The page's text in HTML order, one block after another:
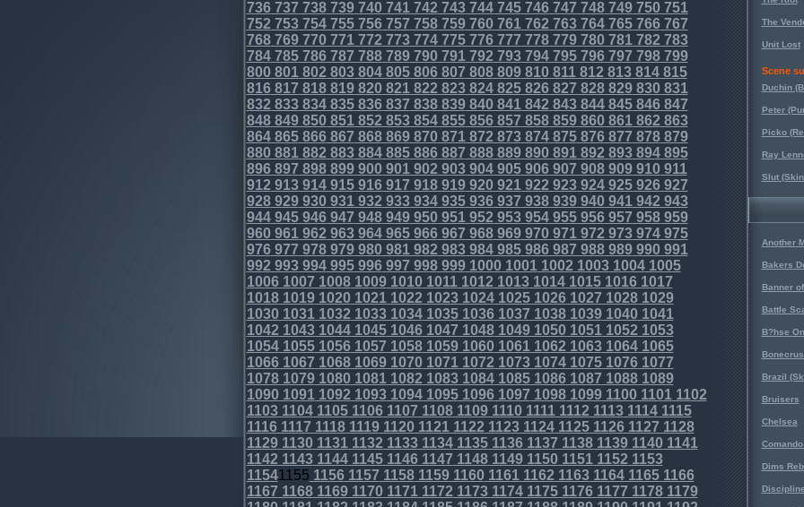
736737 738739740741742 743744745746747 748749750751
752 753754755756757 758759760761762 763764765766767
768769770771772 773774775776777 778779780781782 783
784785786787 788789790791792 793794795796797 798799
800801802 803804805806807 808809810811812 813814815
816817 818819820821822 823824825826827 828829830831
832 833834835836837 838839840841842 843844845846847
848849850851852 853854855856857 858859860861862 863
864865866867 868869870871872 873874875876877 878879
880881882 883884885886887 888889890891892 893894895
896897 898899900901902 903904905906907 908909910911
912 913914915916917 918919920921922 923924925926927
928929930931932 933934935936937 938939940941942 943
944945946947 948949950951952 953954955956957 958959
960961962 963964965966967 968969970971972 973974975
976977 978979980981982 983984985986987 988989990991
992 993994995996997 998999100010011002 100310041005
10061007 10081009101010111012 10131014101510161017
10181019102010211022 10231024102510261027 10281029
103010311032 10331034103510361037 1038103910401041
1042 10431044104510461047 10481049105010511052 1053
1054105510561057 10581059106010611062 106310641065
10661067 10681069107010711072 10731074107510761077
10781079108010811082 10831084108510861087 10881089
109010911092 10931094109510961097 10981099110011011102
11031104110511061107 11081109111011111112 111311141115
11161117 11181119112011211122 11231124112511261127 1128
1129113011311132 11331134113511361137 1138113911401141
1142 11431144114511461147 11481149115011511152 1153
11541155 11561157 11581159116011611162 1163116411651166
1167 11681169117011711172 11731174117511761177 11781179
The
Unit Lost
Scene
Duchin
Peter
Picko
Ray
Slut
Another
Bakers
Banner
Battle
B?hse
Brazil
Bruisers
Chelsea
Dims